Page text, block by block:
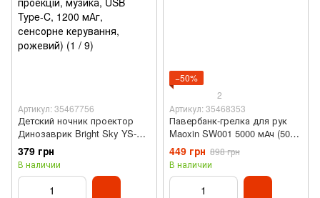
Артикул: 35467756
Детский ночник проектор
Динозаврик Bright Sky YS-
LSL530 (6 проекций, музыка,
USB Type-C, 1200 мАч,
сенсорное управления,
розовый)
379 грн
В наличии
−50%
2
Артикул: 35468353
Павербанк-грелка для рук
Maoxin SW001 5000 мАч (5000
мАч, зеленый)
449 грн 898 грн
В наличии